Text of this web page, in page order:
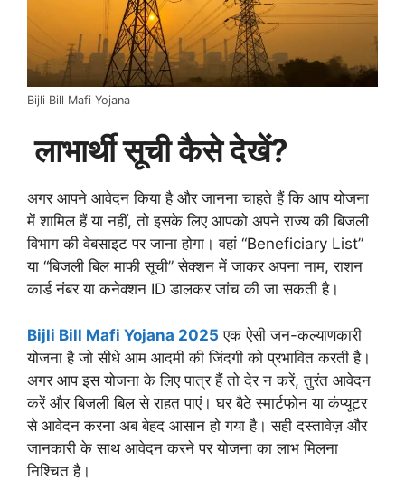
Bijli Bill Mafi Yojana
लाभार्थी सूची कैसे देखें?
अगर आपने आवेदन किया है और जानना चाहते हैं कि आप योजना
में शामिल हैं या नहीं, तो इसके लिए आपको अपने राज्य की बिजली
विभाग की वेबसाइट पर जाना होगा। वहां “Beneficiary List”
या “बिजली बिल माफी सूची” सेक्शन में जाकर अपना नाम, राशन
कार्ड नंबर या कनेक्शन ID डालकर जांच की जा सकती है।
Bijli Bill Mafi Yojana 2025 एक ऐसी जन-कल्याणकारी
योजना है जो सीधे आम आदमी की जिंदगी को प्रभावित करती है।
अगर आप इस योजना के लिए पात्र हैं तो देर न करें, तुरंत आवेदन
करें और बिजली बिल से राहत पाएं। घर बैठे स्मार्टफोन या कंप्यूटर
से आवेदन करना अब बेहद आसान हो गया है। सही दस्तावेज़ और
जानकारी के साथ आवेदन करने पर योजना का लाभ मिलना
निश्चित है।